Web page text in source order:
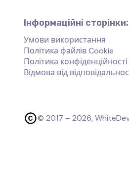
Інформаційні сторінки:
Умови використання
Політика файлів Cookie
Політика конфіденційності
Відмова від
© 2017 – 2026,